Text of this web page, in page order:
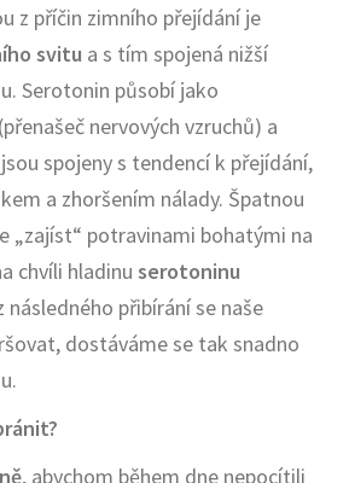
z příčin zimního přejídání je
svitu a s tím spojená nižší
Serotonin působí jako
nervových vzruchů) a
spojeny s tendencí k přejídání,
a zhoršením nálady. Špatnou
„zajíst“ potravinami bohatými na
chvíli hladinu serotoninu
následného přibírání se naše
dostáváme se tak snadno
, abychom během dne nepocítili